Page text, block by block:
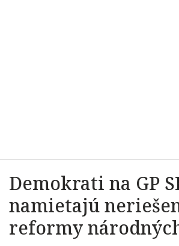
Demokrati na GP
namietajú
reformy